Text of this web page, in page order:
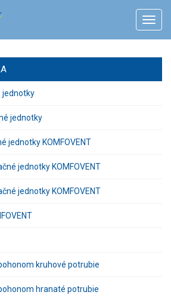
jednotky
jednotky
jednotky KOMFOVENT
jednotky KOMFOVENT
jednotky KOMFOVENT
kruhové potrubie
hranaté potrubie